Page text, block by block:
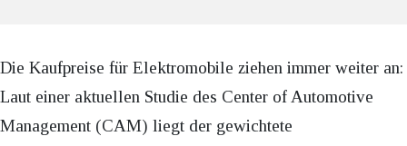
Die Kaufpreise für Elektromobile ziehen immer weiter an:
Laut einer aktuellen Studie des Center of Automotive
Management (CAM) liegt der gewichtete